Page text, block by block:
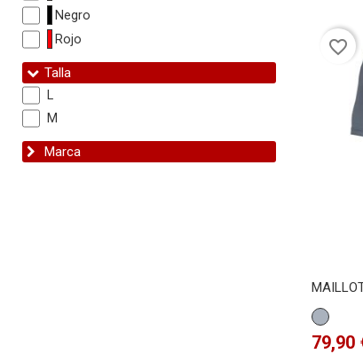
Negro
Rojo
Talla
L
M
Marca
favorite_border
Gris
Precio
79,90